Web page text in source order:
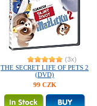
(3x)
THE SECRET LIFE OF PETS 2
(DVD)
99 CZK